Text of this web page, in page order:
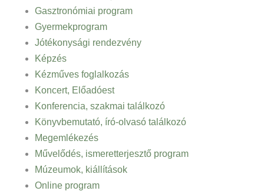
Gasztronómiai program
Gyermekprogram
Jótékonysági rendezvény
Képzés
Kézműves foglalkozás
Koncert, Előadóest
Konferencia, szakmai találkozó
Könyvbemutató, író-olvasó találkozó
Megemlékezés
Művelődés, ismeretterjesztő program
Múzeumok, kiállítások
Online program